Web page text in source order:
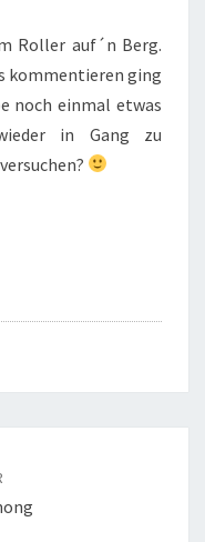
Roller auf´n Berg.
kommentieren ging
noch einmal etwas
in Gang zu